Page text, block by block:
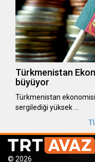
Türkmenistan
büyüyor
Türkmenistan ekonomisi,
sergilediği yüksek …
© 2026